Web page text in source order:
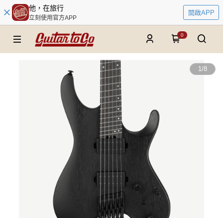
他，在旅行
立刻使用官方APP
開啟APP
0
1/8